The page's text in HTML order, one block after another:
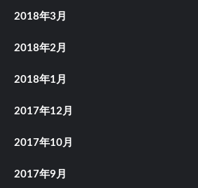
2018年3月
2018年2月
2018年1月
2017年12月
2017年10月
2017年9月